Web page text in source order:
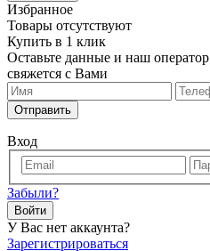
Избранное
Товары отсутствуют
Купить в 1 клик
Оставьте данные и наш оператор
свяжется с Вами
Отправить
Вход
Забыли?
Войти
У Вас нет аккаунта?
Зарегистрироваться